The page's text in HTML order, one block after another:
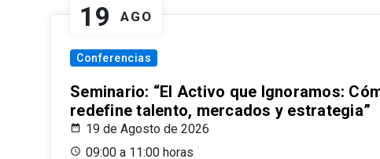
19 AGO
Conferencias
Seminario: “El Activo que Ignoramos:
redefine talento, mercados y estrategia”
19 de Agosto de 2026
09:00 a 11:00 horas